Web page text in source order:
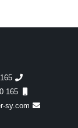
Tel: +963 931 680 165